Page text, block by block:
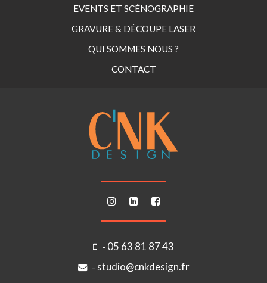
EVENTS ET SCÉNOGRAPHIE
GRAVURE & DÉCOUPE LASER
QUI SOMMES NOUS ?
CONTACT
- 05 63 81 87 43
- studio@cnkdesign.fr